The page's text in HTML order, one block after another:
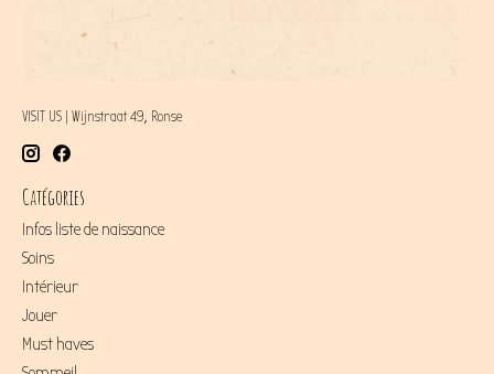
VISIT US | Wijnstraat 49, Ronse
Catégories
Infos liste de naissance
Soins
Intérieur
Jouer
Must haves